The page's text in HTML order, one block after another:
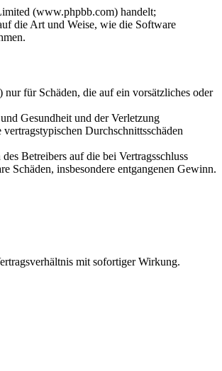
(www.phpbb.com) handelt;
die Art und Weise, wie die Software
für Schäden, die auf ein vorsätzliches oder
Gesundheit und der Verletzung
Durchschnittsschäden
Betreibers auf die bei Vertragsschluss
Schäden, insbesondere entgangenen Gewinn.
mit sofortiger Wirkung.